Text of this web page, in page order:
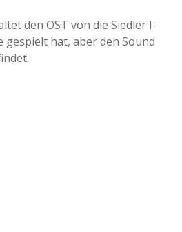
den OST von die Siedler I-
gespielt hat, aber den Sound